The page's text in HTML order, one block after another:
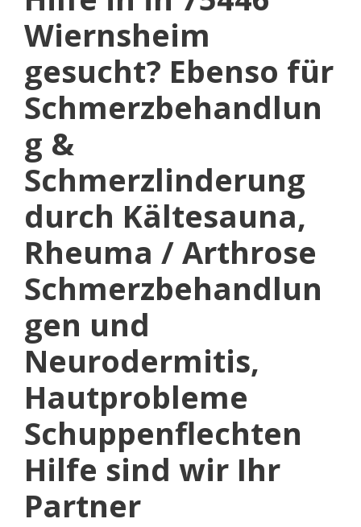
Wiernsheim
gesucht? Ebenso für
Schmerzbehandlun
g &
Schmerzlinderung
durch Kältesauna,
Rheuma / Arthrose
Schmerzbehandlun
gen und
Neurodermitis,
Hautprobleme
Schuppenflechten
Hilfe sind wir Ihr
Partner